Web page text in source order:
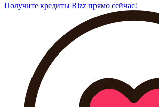
Получите кредиты Rizz прямо сейчас!